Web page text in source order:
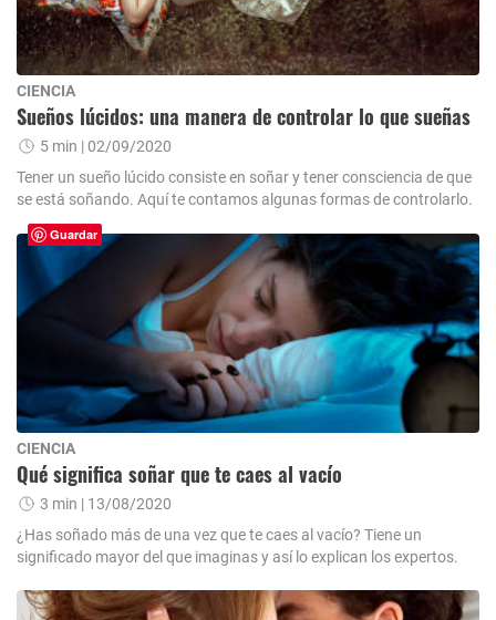
CIENCIA
Sueños lúcidos: una manera de controlar lo que sueñas
5 min | 02/09/2020
Tener un sueño lúcido consiste en soñar y tener consciencia de que
se está soñando. Aquí te contamos algunas formas de controlarlo.
CIENCIA
Qué significa soñar que te caes al vacío
3 min | 13/08/2020
¿Has soñado más de una vez que te caes al vacío? Tiene un
significado mayor del que imaginas y así lo explican los expertos.
Guardar